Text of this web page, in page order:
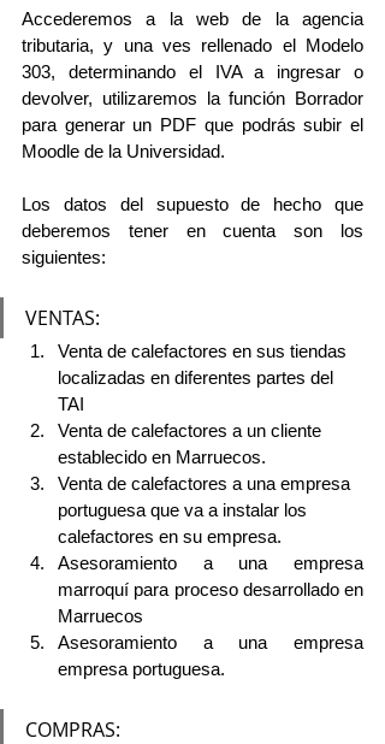
Accederemos a la web de la agencia
tributaria, y una ves rellenado el Modelo
303, determinando el IVA a ingresar o
devolver, utilizaremos la función Borrador
para generar un PDF que podrás subir el
Moodle de la Universidad.
Los datos del supuesto de hecho que
deberemos tener en cuenta son los
siguientes:
VENTAS:
Venta de calefactores en sus tiendas
localizadas en diferentes partes del
TAI
Venta de calefactores a un cliente
establecido en Marruecos.
Venta de calefactores a una empresa
portuguesa que va a instalar los
calefactores en su empresa.
Asesoramiento a una empresa
marroquí para proceso desarrollado en
Marruecos
Asesoramiento a una empresa
empresa portuguesa.
COMPRAS: